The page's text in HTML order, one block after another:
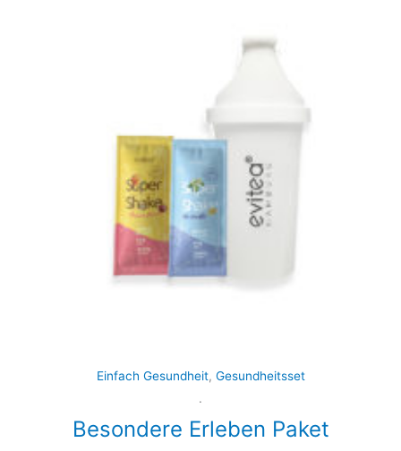
Einfach Gesundheit, Gesundheitsset
.
Besondere Erleben Paket